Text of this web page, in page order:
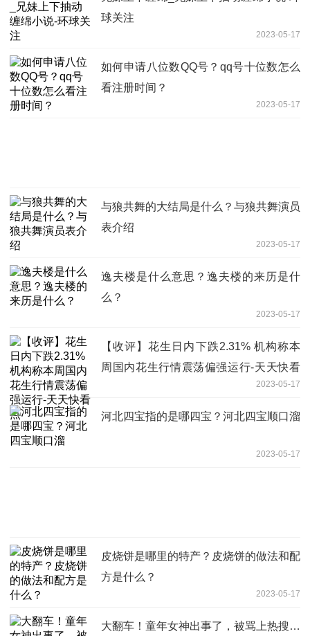
球关注
2023-05-17
如何申请八位数QQ号？qq号十位数怎么
看注册时间？
2023-05-17
与狼共舞的大结局是什么？与狼共舞演员
表介绍
2023-05-17
逸夫楼是什么意思？逸夫楼的来历是什
么？
2023-05-17
【收评】花生日内下跌2.31% 机构称本
周国内花生行情震荡偏强运行-天天快看
2023-05-17
河北四宝指的是哪四宝？河北四宝顺口溜
2023-05-17
皮烧饼是哪里的特产？皮烧饼的做法和配
方是什么？
2023-05-17
大翻车！童年女神出事了，被骂上热搜…